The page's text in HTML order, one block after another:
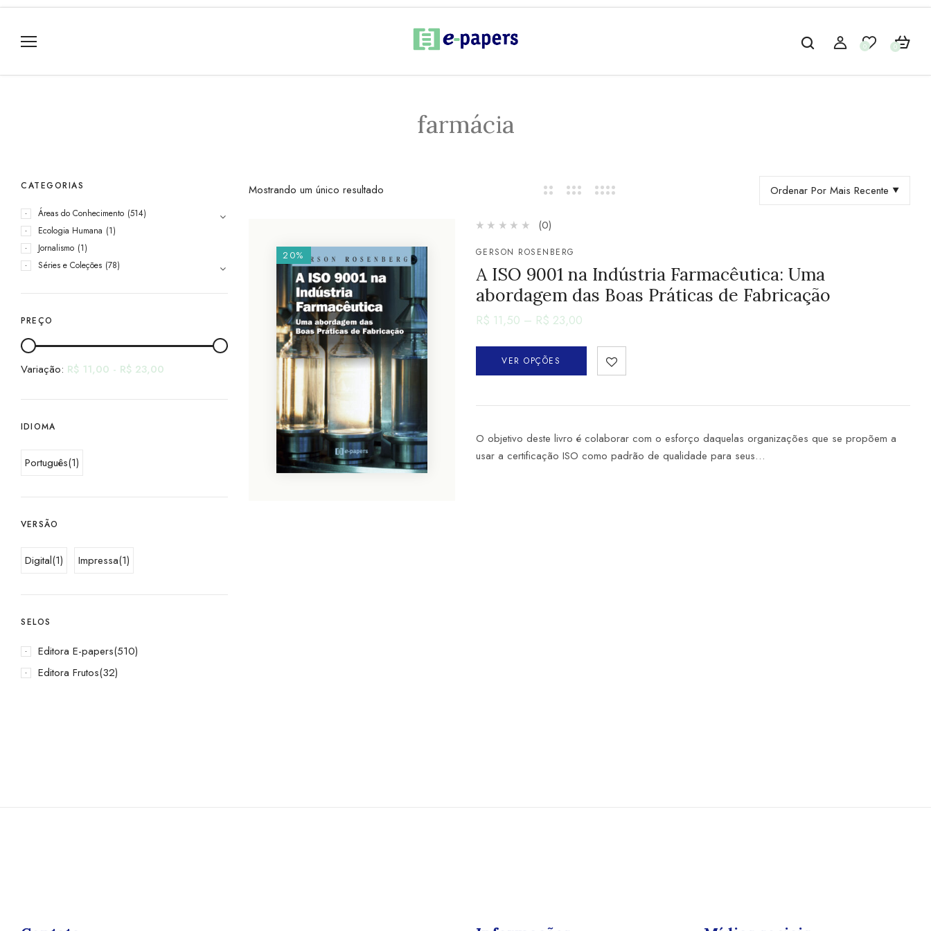
0 0
farmácia
CATEGORIAS
Áreas do Conhecimento (514)
Ecologia Humana (1)
Jornalismo (1)
Séries e Coleções (78)
PREÇO
Variação: R$ 11,00 - R$ 23,00
IDIOMA
Português(1)
VERSÃO
Digital(1) Impressa(1)
SELOS
Editora E-papers(510)
Editora Frutos(32)
Mostrando um único resultado Ordenar Por Mais Recente
20%
(0)
GERSON ROSENBERG
A ISO 9001 na Indústria Farmacêutica: Uma
abordagem das Boas Práticas de Fabricação
R$ 11,50 – R$ 23,00
VER OPÇÕES
O objetivo deste livro é colaborar com o esforço daquelas organizações que se propõem a
usar a certificação ISO como padrão de qualidade para seus…